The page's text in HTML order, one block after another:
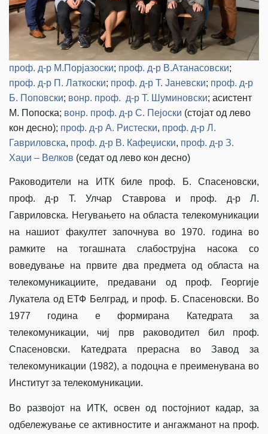
проф. д-р М.Порјазоски; проф. д-р В.Атанасовски;
проф. д-р П. Латкоски; проф. д-р Т. Јаневски; проф. д-р
Б. Поповски; вонр. проф. д-р Т. Шуминовски; асистент
М. Попоска; вонр. проф. д-р С. Пејоски (стојат од лево
кон десно); проф. д-р А. Ристески, проф. д-р Л.
Гавриловска, проф. д-р В. Кафеџиски, проф. д-р З.
Хаџи – Велков (седат од лево кон десно)
Раководители на ИТК биле проф. Б. Спасеновски,
проф. д-р Т. Улчар Ставрова и проф. д-р Л.
Гавриловска. Негувањето на областа телекомуникации
на нашиот факултет започнува во 1970. година во
рамките на тогашната слабострујна насока со
воведување на првите два предмета од областа на
телекомуникациите, предавани од проф. Георгије
Лукатела од ЕТФ Белград, и проф. Б. Спасеновски. Во
1977 година е формирана Катедрата за
телекомуникации, чиј прв раководител бил проф.
Спасеновски. Катедрата прерасна во Завод за
телекомуникации (1982), а подоцна е преименувана во
Институт за телекомуникации.
Во развојот на ИТК, освен од постојниот кадар, за
одбележување се активностите и ангажманот на проф.